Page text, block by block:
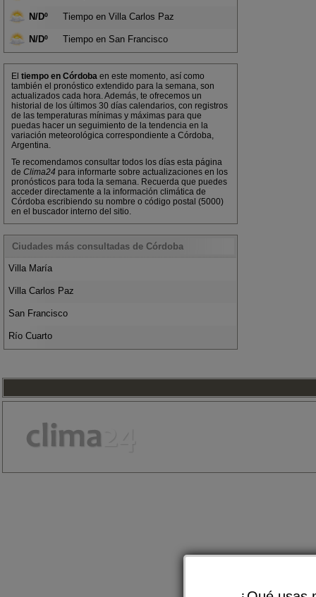
N/Dº Tiempo en Villa Carlos Paz
N/Dº Tiempo en San Francisco
El tiempo en Córdoba en este momento, así como
también el pronóstico extendido para la semana, son
actualizados cada hora. Además, te ofrecemos un
historial de los últimos 30 días calendarios, con registros
de las temperaturas mínimas y máximas para que
puedas hacer un seguimiento de la tendencia en la
variación meteorológica correspondiente a Córdoba,
Argentina.
Te recomendamos consultar todos los días esta página
de Clima24 para informarte sobre actualizaciones en los
pronósticos para toda la semana. Recuerda que puedes
acceder directamente a la información climática de
Córdoba escribiendo su nombre o código postal (5000)
en el buscador interno del sitio.
Ciudades más consultadas de Córdoba
Villa María
Villa Carlos Paz
San Francisco
Río Cuarto